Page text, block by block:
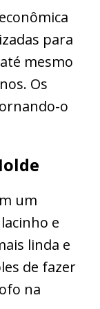
para
mesmo
Os
o
um
e
linda e
de fazer
na